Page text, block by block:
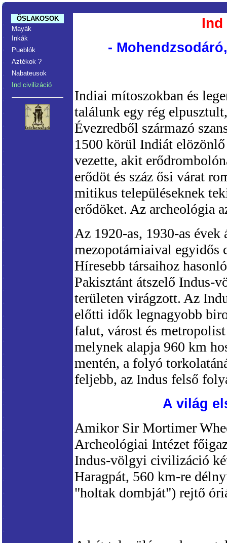
ÕSLAKOSOK
Mayák
Inkák
Pueblók
Aztékok ?
Nabateusok
Ind civilizáció
-
Indiai mítoszokban és
találunk egy rég
Évezredből származó
1500 körül Indiát
vezette, akit
erődöt és száz ősi várat
mitikus településeknek
erődöket. Az archeológia
Az 1920-as, 1930-as évek
mezopotámiaival
Híresebb társaihoz
Pakisztánt átszelő Indus-
területen virágzott. Az
előtti idők legnagyobb
falut, várost és
melynek alapja 960 km
mentén, a folyó
feljebb, az Indus felső
A világ
Amikor Sir Mortimer
Archeológiai Intézet
Indus-völgyi civilizáció
Haragpát, 560 km-re
"holtak dombját") rejtő